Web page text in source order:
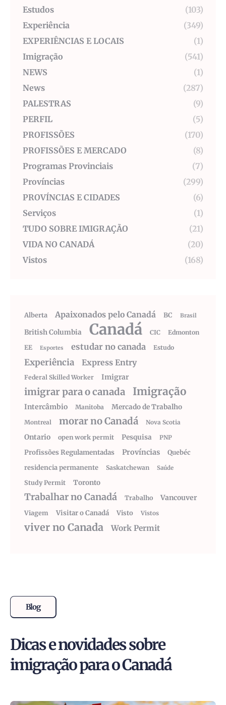
Estudos
(103)
Experiência
(349)
EXPERIÊNCIAS E LOCAIS
(1)
Imigração
(541)
NEWS
(1)
News
(287)
PALESTRAS
(9)
PERFIL
(5)
PROFISSÕES
(170)
PROFISSÕES E MERCADO
(8)
Programas Provinciais
(7)
Províncias
(299)
PROVÍNCIAS E CIDADES
(6)
Serviços
(1)
TUDO SOBRE IMIGRAÇÃO
(21)
VIDA NO CANADÁ
(20)
Vistos
(168)
Alberta Apaixonados pelo Canadá BC Brasil
British Columbia Canadá CIC
Edmonton
EE
Esportes estudar no canada Estudo
Experiência Express Entry
Federal Skilled Worker Imigrar
imigrar para o canada Imigração
Intercâmbio Manitoba Mercado de Trabalho
Montreal morar no Canadá Nova Scotia
Ontario open work permit Pesquisa PNP
Profissões Regulamentadas Províncias
Quebéc
residencia permanente
Saskatchewan Saúde
Study Permit Toronto
Trabalhar no Canadá Trabalho Vancouver
Viagem Visitar o Canadá Visto Vistos
viver no Canada Work Permit
Blog
Dicas e novidades sobre
imigração para o Canadá